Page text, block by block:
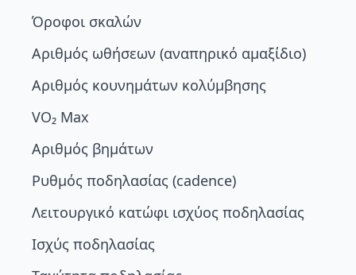
Όροφοι σκαλών
Αριθμός ωθήσεων (αναπηρικό αμαξίδιο)
Αριθμός κουνημάτων κολύμβησης
VO₂ Max
Αριθμός βημάτων
Ρυθμός ποδηλασίας (cadence)
Λειτουργικό κατώφι ισχύος ποδηλασίας
Ισχύς ποδηλασίας